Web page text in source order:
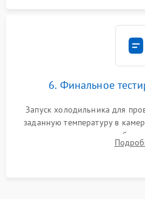
6. Финальное
Запуск холодильника для
заданную температуру в
компрессора, отсутствия
срабатывания системы